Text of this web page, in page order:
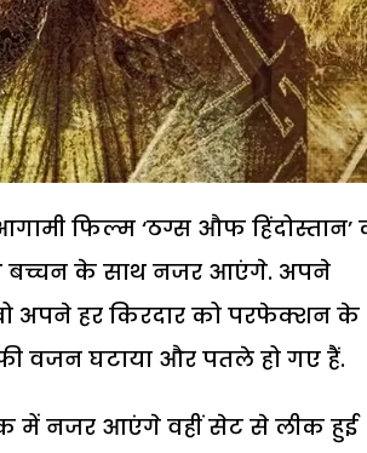
फिल्म ‘ठग्स औफ हिंदोस्तान’
बच्चन के साथ नजर आएंगे. अपने
अपने हर किरदार को परफेक्शन के
वजन घटाया और पतले हो गए हैं.
में नजर आएंगे वहीं सेट से लीक हुई